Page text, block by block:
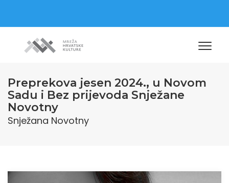
Preprekova jesen 2024., u Novom
Sadu i Bez prijevoda Snježane
Novotny
Snježana Novotny